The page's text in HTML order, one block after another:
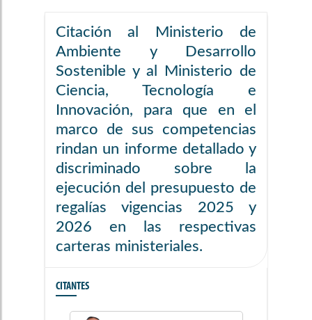
Citación al Ministerio de
Ambiente y Desarrollo
Sostenible y al Ministerio de
Ciencia, Tecnología e
Innovación, para que en el
marco de sus competencias
rindan un informe detallado y
discriminado sobre la
ejecución del presupuesto de
regalías vigencias 2025 y
2026 en las respectivas
carteras ministeriales.
CITANTES